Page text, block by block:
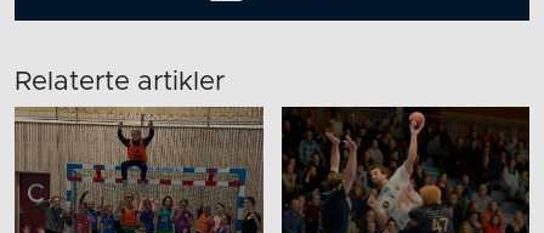
Relaterte artikler